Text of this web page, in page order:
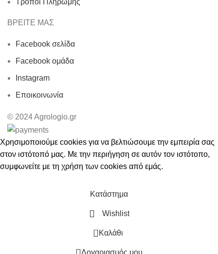
Τρόποι Πληρωμής
ΒΡΕΙΤΕ ΜΑΣ
Facebook σελίδα
Facebook ομάδα
Instagram
Εποικοινωνία
© 2024 Agrologio.gr
Χρησιμοποιούμε cookies για να βελτιώσουμε την εμπειρία σας
στον ιστότοπό μας. Με την περιήγηση σε αυτόν τον ιστότοπο,
συμφωνείτε με τη χρήση των cookies από εμάς.
Κατάστημα
Wishlist
0 Καλάθι
Λογαριασμός μου